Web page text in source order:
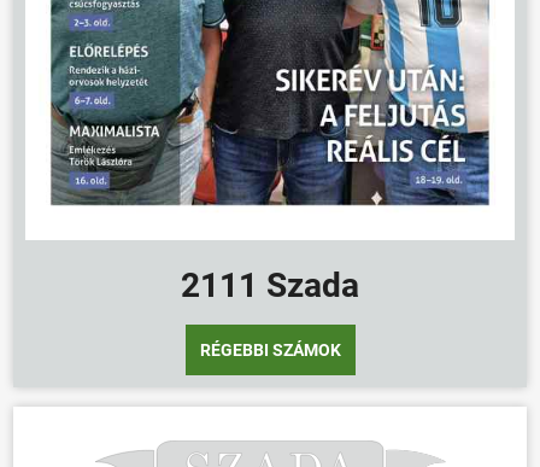
2111 Szada
RÉGEBBI SZÁMOK